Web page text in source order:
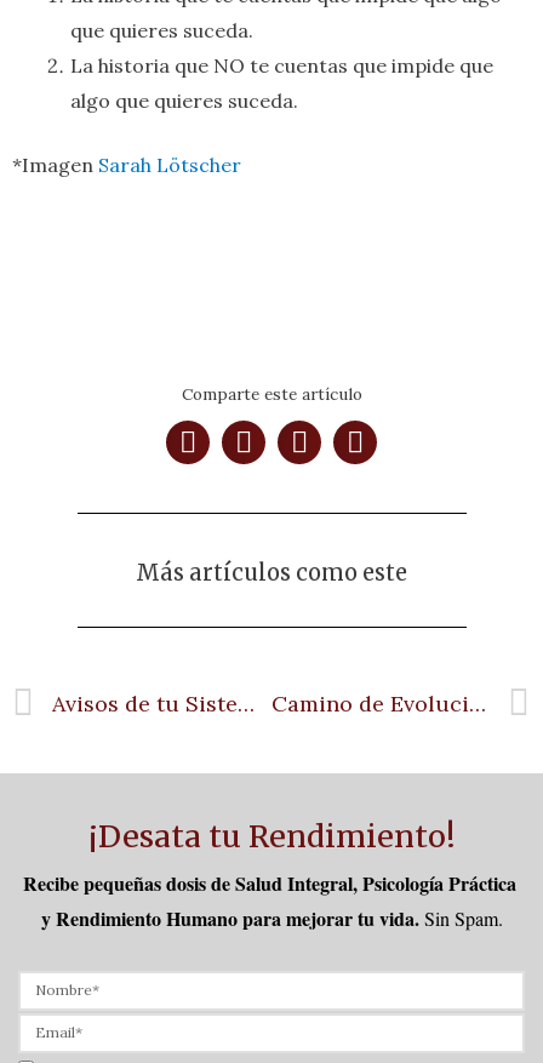
que quieres suceda.
La historia que NO te cuentas que impide que
algo que quieres suceda.
*Imagen Sarah Lötscher
Comparte este artículo
Más artículos como este
Avisos de tu Sistema Nervioso Camino de Evolución Personal
¡Desata tu Rendimiento!
Recibe pequeñas dosis de Salud Integral, Psicología Práctica
y Rendimiento Humano para mejorar tu vida. Sin Spam.